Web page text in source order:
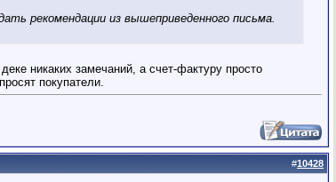
рекомендации из вышеприведенного письма.
никаких замечаний, а счет-фактуру просто
покупатели.
#10428